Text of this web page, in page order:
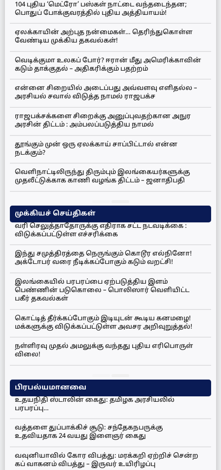
104 புதிய ‘மெட்ரோ’ பஸ்கள் நாட்டை வந்தடைந்தன;
பொதுப் போக்குவரத்தில் புதிய அத்தியாயம்!
ஏலக்காயின் அற்புத நன்மைகள்… தெரிந்துகொள்ள
வேண்டிய முக்கிய தகவல்கள்!
வெடிக்குமா உலகப் போர்? ஈரான் மீது அமெரிக்காவின்
கடும் தாக்குதல் – அதிகரிக்கும் பதற்றம்
என்னை சிறையில் அடைப்பது அவ்வளவு எளிதல்ல –
அரசியல் சவால் விடுத்த நாமல் ராஜபக்ச
ராஜபக்சக்களை சிறைக்கு அனுப்புவதற்கான அநுர
அரசின் திட்டம் : அம்பலப்படுத்திய நாமல்
தூங்கும் முன் ஒரு ஏலக்காய் சாப்பிட்டால் என்ன
நடக்கும்?
வெளிநாட்டிலிருந்து திரும்பும் இலங்கையர்களுக்கு
முதலீட்டுக்காக காணி வழங்க திட்டம் – ஜனாதிபதி
முக்கியச் செய்திகள்
வரி செலுத்தாதோருக்கு எதிராக சட்ட நடவடிக்கை :
விடுக்கப்பட்டுள்ள எச்சரிக்கை
இந்து சமுத்திரத்தை நெருங்கும் கொடூர எல்நினோ!
அக்டோபர் வரை நீடிக்கப்போகும் கடும் வறட்சி!
இலங்கையில் பரபரப்பை ஏற்படுத்திய இளம்
பெண்ணின் படுகொலை – பொலிஸார் வெளியிட்ட
பகீர் தகவல்கள்
கொட்டித் தீர்க்கப்போகும் இடியுடன் கூடிய கனமழை!
மக்களுக்கு விடுக்கப்பட்டுள்ள அவசர அறிவுறுத்தல்!
நள்ளிரவு முதல் அமலுக்கு வந்தது புதிய எரிபொருள்
விலை!
பிரபல்யமானவை
உதயநிதி ஸ்டாலின் கைது: தமிழக அரசியலில்
பரபரப்பு…
வத்தளை துப்பாக்கிச் சூடு: சந்தேகநபருக்கு
உதவியதாக 24 வயது இளைஞர் கைது
வவுனியாவில் கோர விபத்து: மரக்கறி ஏற்றிச் சென்ற
கப் வாகனம் விபத்து – இருவர் உயிரிழப்பு